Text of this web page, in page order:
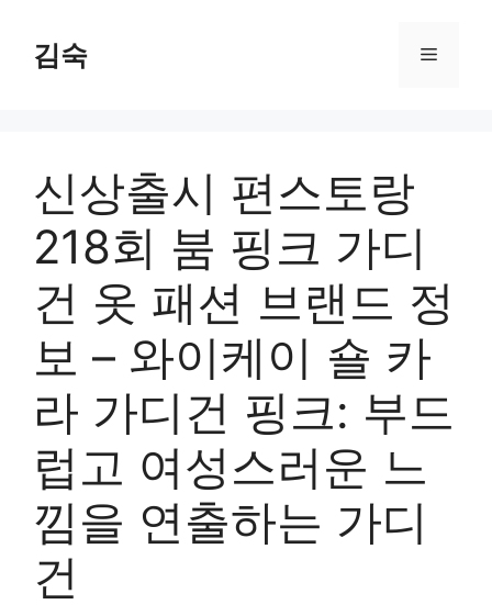
content
김숙 Menu
신상출시 편스토랑
218회 붐 핑크 가디
건 옷 패션 브랜드 정
보 – 와이케이 숄 카
라 가디건 핑크: 부드
럽고 여성스러운 느
낌을 연출하는 가디
건